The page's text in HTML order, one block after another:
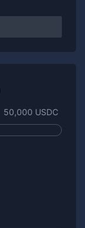
50,000 USDC